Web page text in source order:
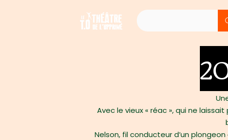
Avec le vieux « réac », qui ne
Nelson, fil conducteur d’un